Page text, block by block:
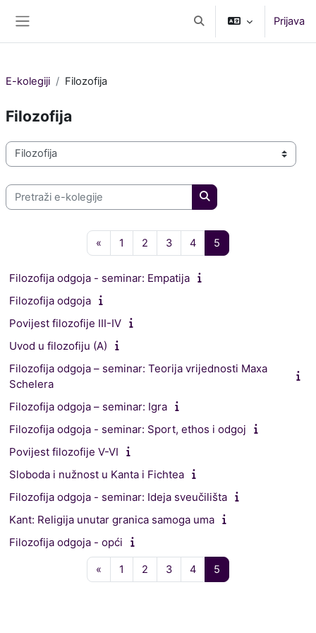
Toggle search inputPrijava
E-kolegiji Filozofija
Filozofija
Popis e-kolegija
Pretraži e-kolegije
Pretraži e-kolegije
« Prethodna stranica
1 Stranica 1
2 Stranica 2
3Stranica 3
4Stranica 4
5
Filozofija odgoja - seminar: Empatija
Filozofija odgoja
Povijest filozofije III-IV
Uvod u filozofiju (A)
Filozofija odgoja – seminar: Teorija vrijednosti Maxa
Schelera
Filozofija odgoja – seminar: Igra
Filozofija odgoja - seminar: Sport, ethos i odgoj
Povijest filozofije V-VI
Sloboda i nužnost u Kanta i Fichtea
Filozofija odgoja - seminar: Ideja sveučilišta
Kant: Religija unutar granica samoga uma
Filozofija odgoja - opći
« Prethodna stranica
1 Stranica 1
2 Stranica 2
3Stranica 3
4Stranica 4
5